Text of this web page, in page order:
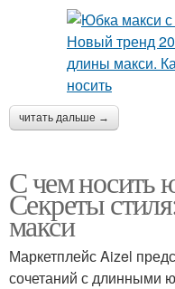
читать дальше →
С чем носить
Секреты
макси
Маркетплейс Aizel
сочетаний с длинными